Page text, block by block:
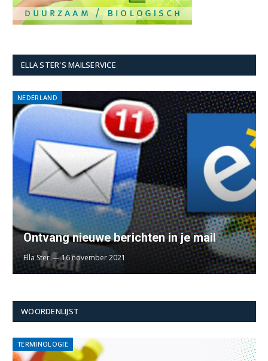
ELLA STER'S MAILSERVICE
NEDERLAND
Ontvang nieuwe berichten in je mail
Ella Ster 16 november 2021
WOORDENLIJST
TERMINOLOGIE